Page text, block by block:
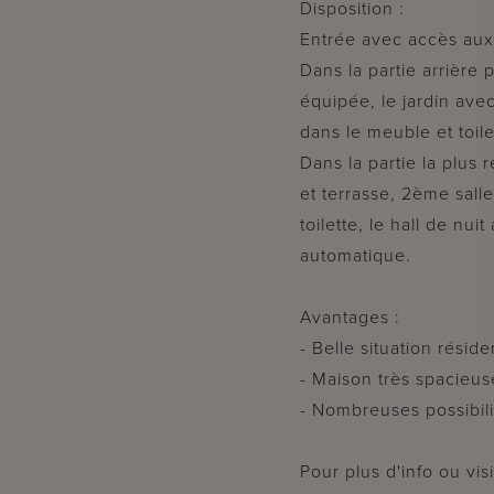
Disposition :
Entrée avec accès
Dans la partie arrière
équipée, le jardin
dans le meuble et
Dans la partie la plus
et terrasse, 2ème
toilette, le hall de nuit
automatique.
Avantages :
- Belle situation
- Maison très
- Nombreuses
Pour plus d'info ou